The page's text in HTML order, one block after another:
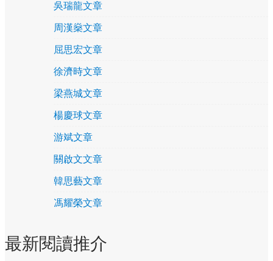
吳瑞龍文章
周漢燊文章
屈思宏文章
徐濟時文章
梁燕城文章
楊慶球文章
游斌文章
關啟文文章
韓思藝文章
馮耀榮文章
最新閱讀推介